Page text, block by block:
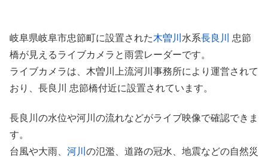
岐阜県岐阜市忠節町に設置された木曽川 水系長良川
忠節
橋が見えるライブカメラと雨雲レーダーです。
ライブカメラは、木曽川上流河川事務所により運営されて
おり、長良川 忠節橋付近に設置されています。
長良川の水位や河川の流れなどがライブ映像で確認できま
す。
台風や大雨、 河川 の氾濫、道路の冠水、地震などの自然災